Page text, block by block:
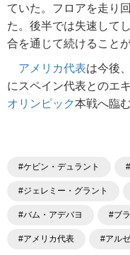
ていた。フロアを走り
た。後半では失速して
合を通じて続けること
アメリカ代表は今後
にスペイン代表とのエ
オリンピック本戦へ臨
#ケビン・デュラント
#ジェレミー・グラント
#バム・アデバヨ #ブ
#アメリカ代表 #アル